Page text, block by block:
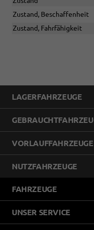
Zustand, Beschaffenheit
Zustand, Fahrfähigkeit
LAGERFAHRZEUGE
VORLAUFFAHRZEUGE
NUTZFAHRZEUGE
FAHRZEUGE
UNSER SERVICE